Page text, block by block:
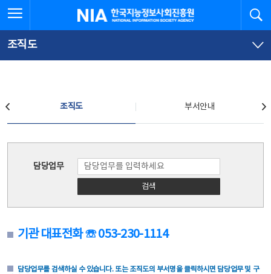
문
로
가
체
뉴
바
가
한국지능정보사회진흥원
조직도
조직도 부서안내
담당업무
검색
기관 대표전화 ☏ 053-230-1114
담당업무를 검색하실 수 있습니다. 또는 조직도의 부서명을 클릭하시면 담당업무 및 구